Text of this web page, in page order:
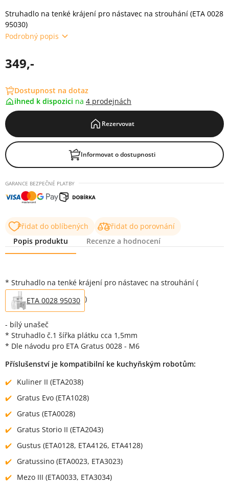
Struhadlo na tenké krájení pro nástavec na strouhání (ETA 0028
95030)
Podrobný popis
349,-
Dostupnost na dotaz
ihned k dispozici na 4 prodejnách
Rezervovat
Informovat o dostupnosti
GARANCE BEZPEČNÉ PLATBY
Přidat do oblíbených
Přidat do porovnání
Popis produktu
Recenze a hodnocení
* Struhadlo na tenké krájení pro nástavec na strouhání (
ETA 0028 95030 )
- bílý unašeč
* Struhadlo č.1 šířka plátku cca 1,5mm
* Dle návodu pro ETA Gratus 0028 - M6
Příslušenství je kompatibilní ke kuchyňským robotům:
Kuliner II (ETA2038)
Gratus Evo (ETA1028)
Gratus (ETA0028)
Gratus Storio II (ETA2043)
Gustus (ETA0128, ETA4126, ETA4128)
Gratussino (ETA0023, ETA3023)
Mezo III (ETA0033, ETA3034)